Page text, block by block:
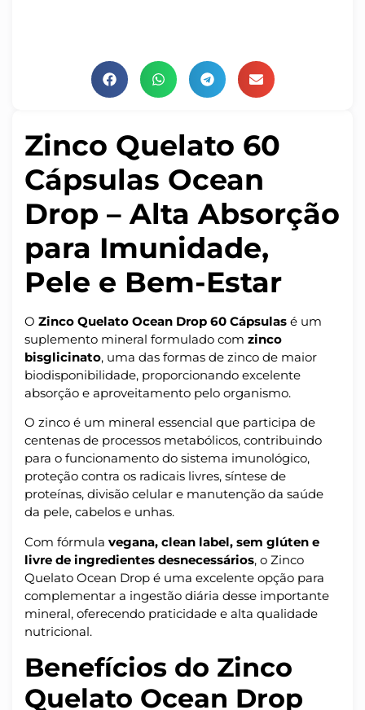
Zinco Quelato 60
Cápsulas Ocean
Drop – Alta Absorção
para Imunidade,
Pele e Bem-Estar
O Zinco Quelato Ocean Drop 60 Cápsulas é um
suplemento mineral formulado com zinco
bisglicinato, uma das formas de zinco de maior
biodisponibilidade, proporcionando excelente
absorção e aproveitamento pelo organismo.
O zinco é um mineral essencial que participa de
centenas de processos metabólicos, contribuindo
para o funcionamento do sistema imunológico,
proteção contra os radicais livres, síntese de
proteínas, divisão celular e manutenção da saúde
da pele, cabelos e unhas.
Com fórmula vegana, clean label, sem glúten e
livre de ingredientes desnecessários, o Zinco
Quelato Ocean Drop é uma excelente opção para
complementar a ingestão diária desse importante
mineral, oferecendo praticidade e alta qualidade
nutricional.
Benefícios do Zinco
Quelato Ocean Drop